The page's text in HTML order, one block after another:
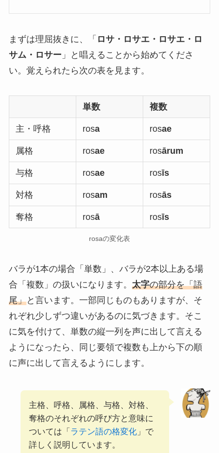
まずは理屈抜きに、「 ロサ・ロサエ・ロサエ・ロ
サム・ロサー 」と唱えることから始めてくださ
い。覚えられたら次の表を見ます。
単数 複数
主・呼格 rosa rosae
属格 rosae rosārum
与格 rosae rosīs
対格 rosam rosās
奪格 rosā rosīs
rosaの変化表
バラが1本の場合「単数」、バラが2本以上ある場
合「複数」の扱いになります。 太字の部分を「語
尾」と言います。一部同じものもありますが、そ
れぞれ少しずつ違いがあるのに気づきます。そこ
に気を付けて、単数の縦一列を声に出して言える
ようになったら、同じ要領で複数も上から下の順
に声に出して言えるようにします。
主格、呼格、属格、与格、対格、
奪格のそれぞれの呼び方と意味に
ついては「 ラテン語の格変化」で
詳しく説明しています。